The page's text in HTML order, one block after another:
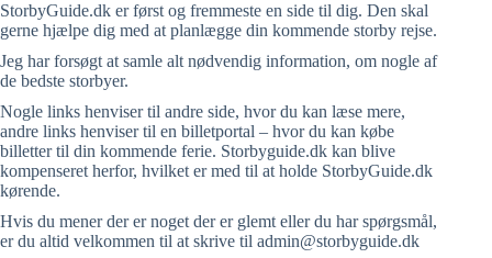
StorbyGuide.dk er først og fremmeste en side til dig. Den skal
gerne hjælpe dig med at planlægge din kommende storby rejse.
Jeg har forsøgt at samle alt nødvendig information, om nogle af
de bedste storbyer.
Nogle links henviser til andre side, hvor du kan læse mere,
andre links henviser til en billetportal – hvor du kan købe
billetter til din kommende ferie. Storbyguide.dk kan blive
kompenseret herfor, hvilket er med til at holde StorbyGuide.dk
kørende.
Hvis du mener der er noget der er glemt eller du har spørgsmål,
er du altid velkommen til at skrive til admin@storbyguide.dk